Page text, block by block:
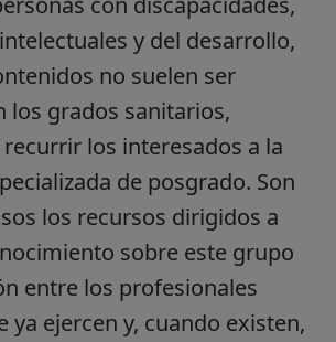
y del desarrollo,
no suelen ser
los grados sanitarios,
los interesados a la
de posgrado. Son
los recursos dirigidos a
sobre este grupo
entre los profesionales
ya ejercen y, cuando existen,